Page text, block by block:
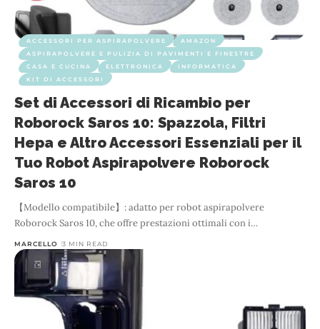
ACCESSORI PER ASPIRAPOLVERE
AMAZON
ASPIRAPOLVERE E PULIZIA DI PAVIMENTI E FINESTRE
CASA E CUCINA
ELETTRONICA
INFORMATICA
KIT DI ACCESSORI
Set di Accessori di Ricambio per
Roborock Saros 10: Spazzola, Filtri
Hepa e Altro Accessori Essenziali per il
Tuo Robot Aspirapolvere Roborock
Saros 10
【Modello compatibile】: adatto per robot aspirapolvere
Roborock Saros 10, che offre prestazioni ottimali con i…
MARCELLO 3 MIN READ